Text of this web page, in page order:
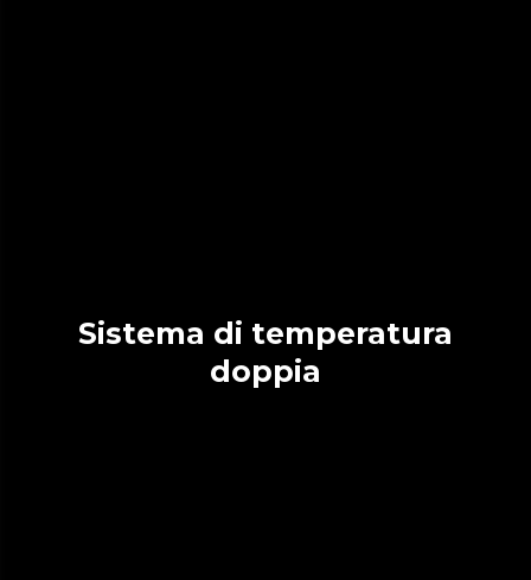
Sistema di temperatura
doppia